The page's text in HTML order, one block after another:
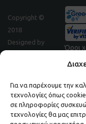
Για να παρέχουμε την
τεχνολογίες όπως
σε πληροφορίες
τεχνολογίες θα μας
Copyright ©
2018
Designed by
Όροι
Μάθετε
ΕΓΓΡΑΦΕΙΤΕ